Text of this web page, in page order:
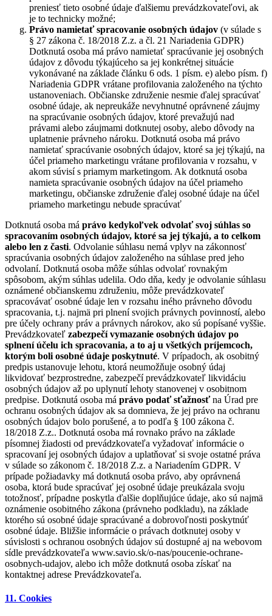
preniesť tieto osobné údaje ďalšiemu prevádzkovateľovi, ak
je to technicky možné;
Právo namietať spracovanie osobných údajov (v súlade s
§ 27 zákona č. 18/2018 Z.z. a čl. 21 Nariadenia GDPR)
Dotknutá osoba má právo namietať spracúvanie jej osobných
údajov z dôvodu týkajúceho sa jej konkrétnej situácie
vykonávané na základe článku 6 ods. 1 písm. e) alebo písm. f)
Nariadenia GDPR vrátane profilovania založeného na týchto
ustanoveniach. Občianske združenie nesmie ďalej spracúvať
osobné údaje, ak nepreukáže nevyhnutné oprávnené záujmy
na spracúvanie osobných údajov, ktoré prevažujú nad
právami alebo záujmami dotknutej osoby, alebo dôvody na
uplatnenie právneho nároku. Dotknutá osoba má právo
namietať spracúvanie osobných údajov, ktoré sa jej týkajú, na
účel priameho marketingu vrátane profilovania v rozsahu, v
akom súvisí s priamym marketingom. Ak dotknutá osoba
namieta spracúvanie osobných údajov na účel priameho
marketingu, občianske združenie ďalej osobné údaje na účel
priameho marketingu nebude spracúvať
Dotknutá osoba má právo kedykoľvek odvolať svoj súhlas so
spracovaním osobných údajov, ktoré sa jej týkajú, a to celkom
alebo len z časti. Odvolanie súhlasu nemá vplyv na zákonnosť
spracúvania osobných údajov založeného na súhlase pred jeho
odvolaní. Dotknutá osoba môže súhlas odvolať rovnakým
spôsobom, akým súhlas udelila. Odo dňa, kedy je odvolanie súhlasu
oznámené občianskemu združeniu, môže prevádzkovateľ
spracovávať osobné údaje len v rozsahu iného právneho dôvodu
spracovania, t.j. najmä pri plnení svojich právnych povinností, alebo
pre účely ochrany práv a právnych nárokov, ako sú popísané vyššie.
Prevádzkovateľ zabezpečí vymazanie osobných údajov po
splnení účelu ich spracovania, a to aj u všetkých príjemcoch,
ktorým boli osobné údaje poskytnuté. V prípadoch, ak osobitný
predpis ustanovuje lehotu, ktorá neumožňuje osobný údaj
likvidovať bezprostredne, zabezpečí prevádzkovateľ likvidáciu
osobných údajov až po uplynutí lehoty stanovenej v osobitnom
predpise. Dotknutá osoba má právo podať sťažnosťna Úrad pre
ochranu osobných údajov ak sa domnieva, že jej právo na ochranu
osobných údajov bolo porušené, a to podľa § 100 zákona č.
18/2018 Z.z.. Dotknutá osoba má rovnako právo na základe
písomnej žiadosti od prevádzkovateľa vyžadovať informácie o
spracovaní jej osobných údajov a uplatňovať si svoje ostatné práva
v súlade so zákonom č. 18/2018 Z.z. a Nariadením GDPR. V
prípade požiadavky má dotknutá osoba právo, aby oprávnená
osoba, ktorá bude spracúvať jej osobné údaje preukázala svoju
totožnosť, prípadne poskytla ďalšie doplňujúce údaje, ako sú najmä
oznámenie osobitného zákona (právneho podkladu), na základe
ktorého sú osobné údaje spracúvané a dobrovoľnosti poskytnúť
osobné údaje. Bližšie informácie o právach dotknutej osoby v
súvislosti s ochranou osobných údajov sú dostupné aj na webovom
sídle prevádzkovateľa www.savio.sk/o-nas/poucenie-ochrane-
osobnych-udajov, alebo ich môže dotknutá osoba získať na
kontaktnej adrese Prevádzkovateľa.
11. Cookies